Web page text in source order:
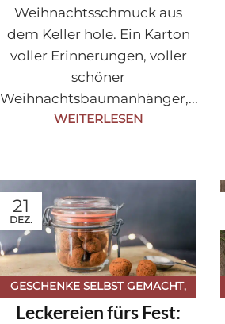
Weihnachtsschmuck aus
dem Keller hole. Ein Karton
voller Erinnerungen, voller
schöner
Weihnachtsbaumanhänger,...
WEITERLESEN
21
DEZ.
GESCHENKE SELBST GEMACHT,
BACKEN & KUCHEN, FESTE,
Leckereien fürs Fest: